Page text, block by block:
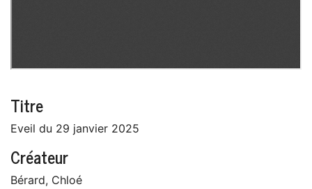
Titre
Eveil du 29 janvier 2025
Créateur
Bérard, Chloé